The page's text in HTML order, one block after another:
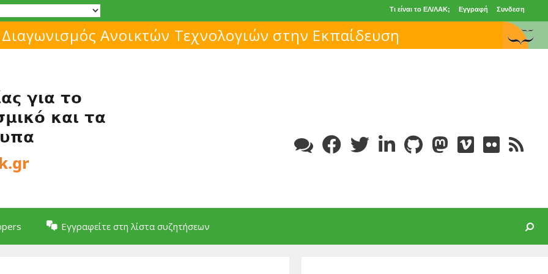
Τι είναι το ΕΛ/ΛΑΚ; Εγγραφή Συνδεση
Ανοικτών Τεχνολογιών στην Εκπαίδευση
Εγγραφείτε στη λίστα συζητήσεων Search